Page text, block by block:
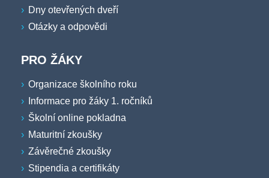
Dny otevřených dveří
Otázky a odpovědi
PRO ŽÁKY
Organizace školního roku
Informace pro žáky 1. ročníků
Školní online pokladna
Maturitní zkoušky
Závěrečné zkoušky
Stipendia a certifikáty